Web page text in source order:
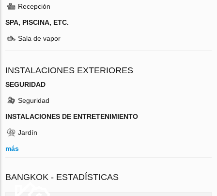
Recepción
SPA, PISCINA, ETC.
Sala de vapor
INSTALACIONES EXTERIORES
SEGURIDAD
Seguridad
INSTALACIONES DE ENTRETENIMIENTO
Jardín
más
BANGKOK - ESTADÍSTICAS